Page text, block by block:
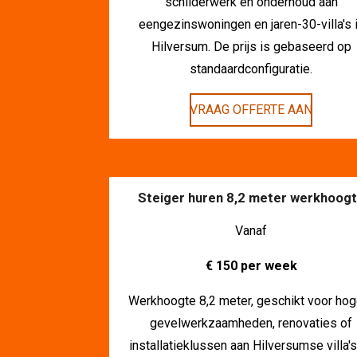
eengezinswoningen en jaren-30-villa's
Hilversum. De prijs is gebaseerd op
standaardconfiguratie.
VRAAG OFFERTE AAN
Steiger huren 8,2 meter
Vanaf
€ 150 per week
Werkhoogte 8,2 meter, geschikt voor
gevelwerkzaamheden, renovaties of
installatieklussen aan Hilversumse